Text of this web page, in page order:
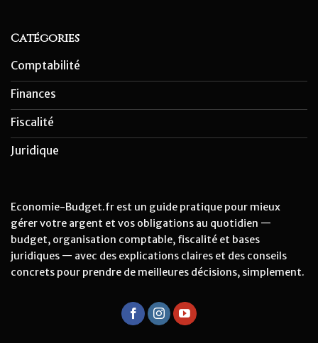
Catégories
Comptabilité
Finances
Fiscalité
Juridique
Economie-Budget.fr est un guide pratique pour mieux
gérer votre argent et vos obligations au quotidien —
budget, organisation comptable, fiscalité et bases
juridiques — avec des explications claires et des conseils
concrets pour prendre de meilleures décisions, simplement.